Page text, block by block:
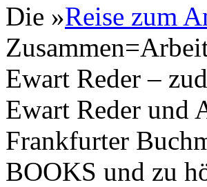
Die »Reise zum
Ewart Reder –
Ewart Reder und
Frankfurter
BOOKS und zu